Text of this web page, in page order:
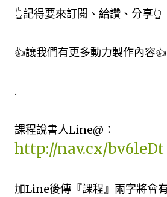
👆記得要來訂閱、給讚、分享👆
👍讓我們有更多動力製作內容👍
.
課程說書人Line@：
http://nav.cx/bv6leDt
加Line後傳『課程』兩字將會